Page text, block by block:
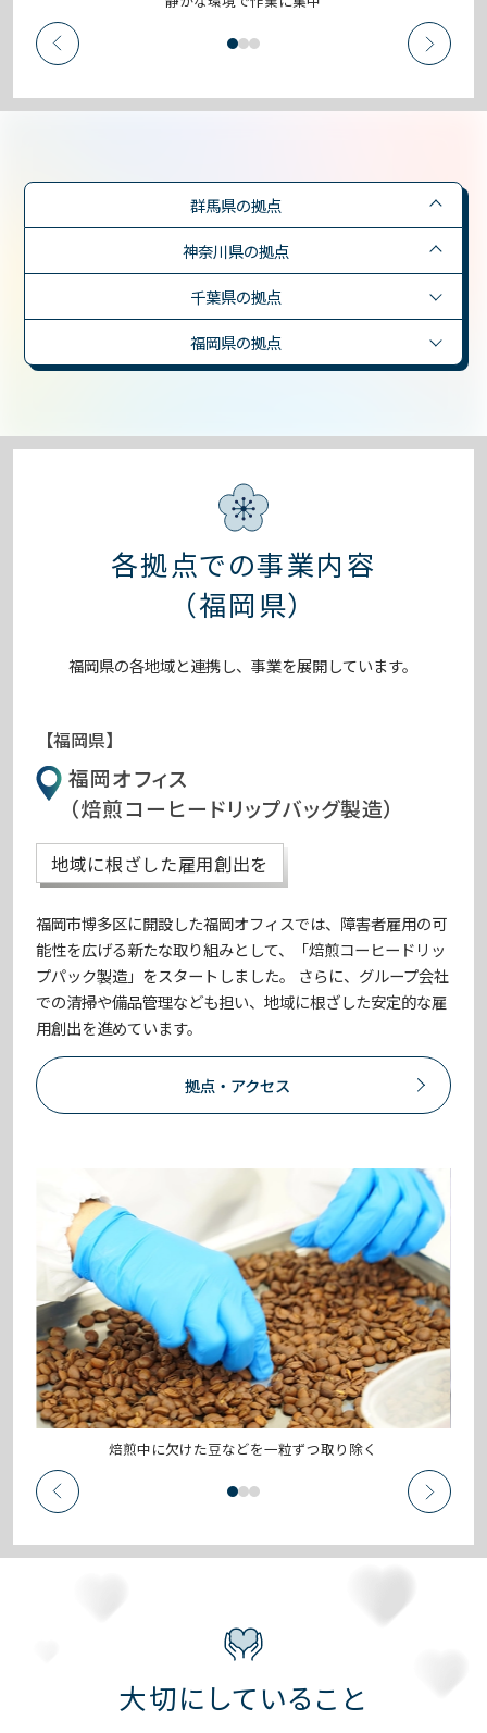
群馬県の拠点
神奈川県の拠点
千葉県の拠点
福岡県の拠点
各拠点での事業内容
（福岡県）
福岡県の各地域と連携し、事業を展開しています。
【福岡県】
福岡オフィス
（焙煎コーヒードリップバッグ製造）
地域に根ざした雇用創出を
福岡市博多区に開設した福岡オフィスでは、障害者雇用の可
能性を広げる新たな取り組みとして、「焙煎コーヒードリッ
プパック製造」をスタートしました。 さらに、グループ会社
での清掃や備品管理なども担い、地域に根ざした安定的な雇
用創出を進めています。
拠点・アクセス
焙煎中に欠けた豆などを一粒ずつ取り除く
大切にしていること